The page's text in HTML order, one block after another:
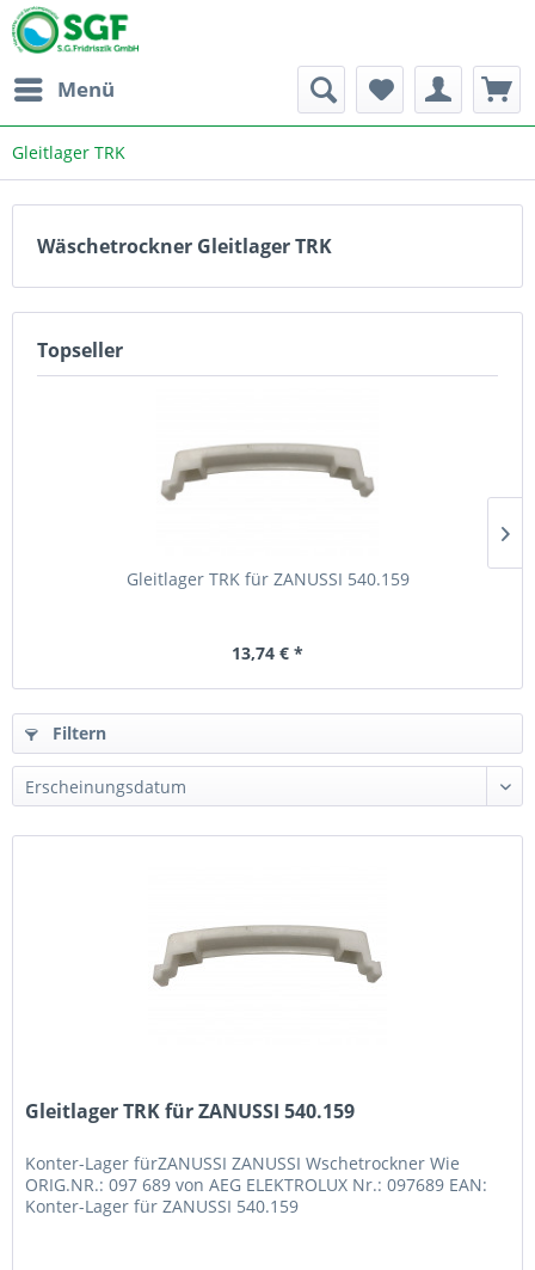
Menü
Gleitlager TRK
Wäschetrockner Gleitlager TRK
Topseller
Gleitlager TRK für ZANUSSI 540.159
13,74 € *
Filtern
Gleitlager TRK für ZANUSSI 540.159
Konter-Lager fürZANUSSI ZANUSSI Wschetrockner Wie
ORIG.NR.: 097 689 von AEG ELEKTROLUX Nr.: 097689 EAN:
Konter-Lager für ZANUSSI 540.159